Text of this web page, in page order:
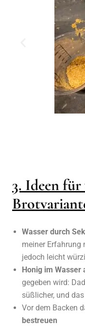
3. Ideen
Wasser durch
meiner Erfahrung
jedoch leicht
Honig im Wasser
gegeben wird:
süßlicher, und
Vor dem Backen
bestreuen